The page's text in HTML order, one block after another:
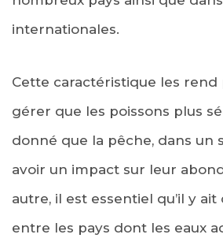
internationales.
Cette caractéristique les rend
gérer que les poissons plus
donné que la pêche, dans un
avoir un impact sur leur
autre, il est essentiel qu’il y
entre les pays dont les eaux